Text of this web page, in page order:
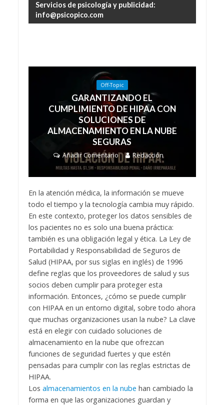
Servicios de psicología y publicidad:
info@psicopico.com
Off-Topic
GARANTIZANDO EL
CUMPLIMIENTO DE HIPAA CON
SOLUCIONES DE
ALMACENAMIENTO EN LA NUBE
SEGURAS
Añadir Comentario Redacción
En la atención médica, la información se mueve
todo el tiempo y la tecnología cambia muy rápido.
En este contexto, proteger los datos sensibles de
los pacientes no es solo una buena práctica:
también es una obligación legal y ética. La Ley de
Portabilidad y Responsabilidad de Seguros de
Salud (HIPAA, por sus siglas en inglés) de 1996
define reglas que los proveedores de salud y sus
socios deben cumplir para proteger esta
información. Entonces, ¿cómo se puede cumplir
con HIPAA en un entorno digital, sobre todo ahora
que muchas organizaciones usan la nube? La clave
está en elegir con cuidado soluciones de
almacenamiento en la nube que ofrezcan
funciones de seguridad fuertes y que estén
pensadas para cumplir con las reglas estrictas de
HIPAA.
Los almacenamientos en la nube han cambiado la
forma en que las organizaciones guardan y